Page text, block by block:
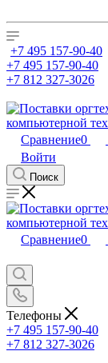
+7 495 157-90-40
+7 495 157-90-40
+7 812 327-3026
Сравнение0
Войти
Поиск
Сравнение0
Телефоны
+7 495 157-90-40
+7 812 327-3026